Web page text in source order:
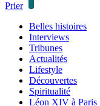
Prier
Belles histoires
Interviews
Tribunes
Actualités
Lifestyle
Découvertes
Spiritualité
Léon XIV à Paris